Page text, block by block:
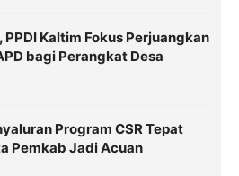
PPDI Kaltim Fokus Perjuangkan
bagi Perangkat Desa
Program CSR Tepat
Pemkab Jadi Acuan